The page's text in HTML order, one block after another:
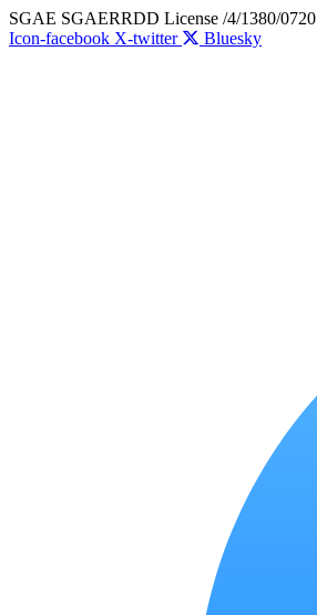
Skip
to
SGAE SGAERRDD License /4/1380/0720
Icon-facebook X-twitter Bluesky